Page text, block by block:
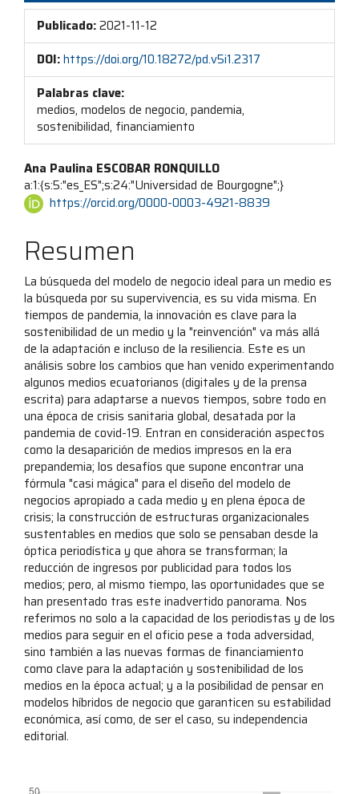
Publicado:2021-11-12
DOI:https://doi.org/10.18272/pd.v5i1.2317
Palabras clave:
medios, modelos de negocio, pandemia,
sostenibilidad, financiamiento
Contenido
principal
artículo
Ana Paulina ESCOBAR RONQUILLO
a:1:{s:5:"es_ES";s:24:"Universidad de Bourgogne";}
https://orcid.org/0000-0003-4921-8839
Resumen
La búsqueda del modelo de negocio ideal para un medio es
la búsqueda por su supervivencia, es su vida misma. En
tiempos de pandemia, la innovación es clave para la
sostenibilidad de un medio y la "reinvención" va más allá
de la adaptación e incluso de la resiliencia. Este es un
análisis sobre los cambios que han venido experimentando
algunos medios ecuatorianos (digitales y de la prensa
escrita) para adaptarse a nuevos tiempos, sobre todo en
una época de crisis sanitaria global, desatada por la
pandemia de covid-19. Entran en consideración aspectos
como la desaparición de medios impresos en la era
prepandemia; los desafíos que supone encontrar una
fórmula "casi mágica" para el diseño del modelo de
negocios apropiado a cada medio y en plena época de
crisis; la construcción de estructuras organizacionales
sustentables en medios que solo se pensaban desde la
óptica periodística y que ahora se transforman; la
reducción de ingresos por publicidad para todos los
medios; pero, al mismo tiempo, las oportunidades que se
han presentado tras este inadvertido panorama. Nos
referimos no solo a la capacidad de los periodistas y de los
medios para seguir en el oficio pese a toda adversidad,
sino también a las nuevas formas de financiamiento
como clave para la adaptación y sostenibilidad de los
medios en la época actual; y a la posibilidad de pensar en
modelos híbridos de negocio que garanticen su estabilidad
económica, así como, de ser el caso, su independencia
editorial.